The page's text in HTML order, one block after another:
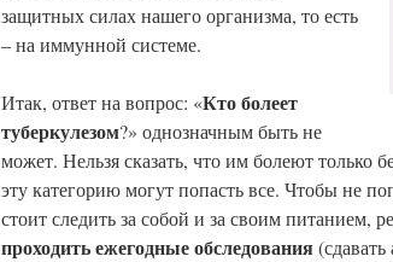
защитных силах нашего организма, то есть
– на иммунной системе.
Итак, ответ на вопрос: «Кто болеет
туберкулезом?» однозначным быть не
может. Нельзя сказать, что им болеют
эту категорию могут попасть все. Чтобы не
стоит следить за собой и за своим питанием,
проходить ежегодные обследования